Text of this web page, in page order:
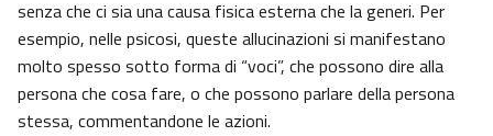
senza che ci sia una causa fisica esterna che la generi. Per
esempio, nelle psicosi, queste allucinazioni si manifestano
molto spesso sotto forma di “voci”, che possono dire alla
persona che cosa fare, o che possono parlare della persona
stessa, commentandone le azioni.